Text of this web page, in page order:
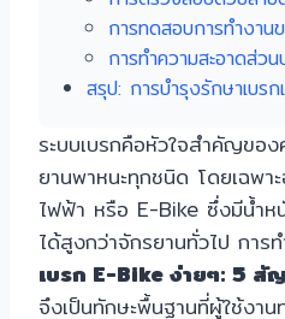
การทดสอบการทำงาน
การทำความสะอาดส่วน
สรุป: การบำรุงรักษาเบร
ระบบเบรกคือหัวใจสำคัญขอ
ยานพาหนะทุกชนิด โดยเฉพา
ไฟฟ้า หรือ E-Bike ซึ่งมีน้ำห
ได้สูงกว่าจักรยานทั่วไป การท
เบรก E-Bike ง่ายๆ: 5
จึงเป็นทักษะพื้นฐานที่ผู้ใช้งา